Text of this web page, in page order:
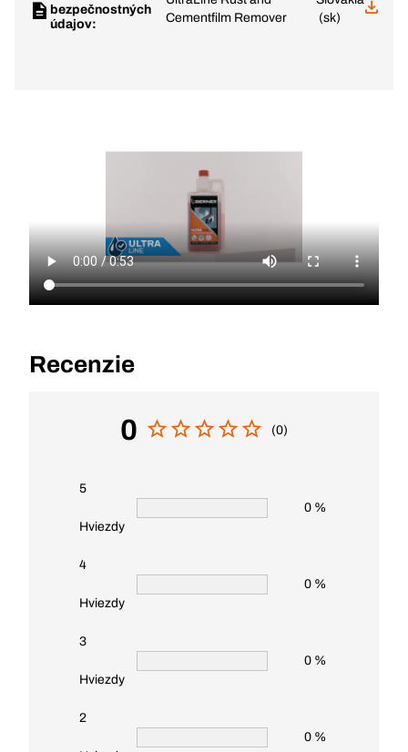
bezpečnostných
údajov:
Cementfilm Remover
(sk)
Recenzie
0 (0)
5
Hviezdy
0 %
4
Hviezdy
0 %
3
Hviezdy
0 %
2
0 %